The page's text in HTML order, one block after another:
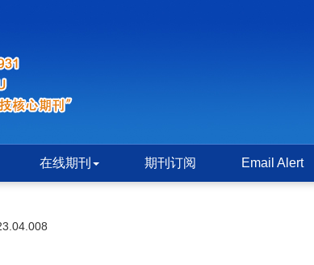
在线期刊 期刊订阅 Email Alert